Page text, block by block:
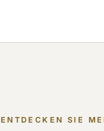
ENTDECKEN SIE